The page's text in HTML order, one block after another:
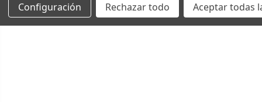
Configuración Rechazar todo Aceptar todas